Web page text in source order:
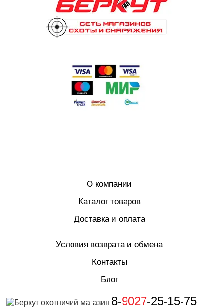
О компании
Каталог товаров
Доставка и оплата
Условия возврата и обмена
Контакты
Блог
8-9027-25-15-75